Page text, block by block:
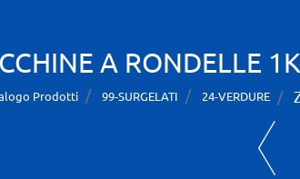
A RONDELLE
Prodotti 99-SURGELATI 24-VERDURE